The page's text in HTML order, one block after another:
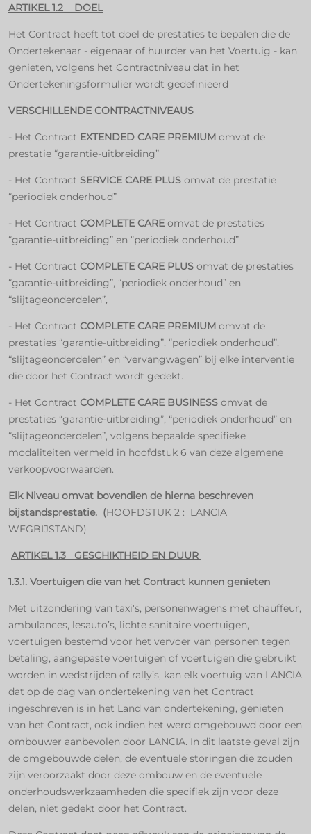
ARTIKEL 1.2 DOEL
Het Contract heeft tot doel de prestaties te bepalen die de
Ondertekenaar - eigenaar of huurder van het Voertuig - kan
genieten, volgens het Contractniveau dat in het
Ondertekeningsformulier wordt gedefinieerd
VERSCHILLENDE CONTRACTNIVEAUS
- Het Contract EXTENDED CARE PREMIUM omvat de
prestatie “garantie-uitbreiding”
- Het Contract SERVICE CARE PLUS omvat de prestatie
“periodiek onderhoud”
- Het Contract COMPLETE CARE omvat de prestaties
“garantie-uitbreiding” en “periodiek onderhoud”
- Het Contract COMPLETE CARE PLUS omvat de prestaties
“garantie-uitbreiding”, “periodiek onderhoud” en
“slijtageonderdelen”,
- Het Contract COMPLETE CARE PREMIUM omvat de
prestaties “garantie-uitbreiding”, “periodiek onderhoud”,
“slijtageonderdelen” en “vervangwagen” bij elke interventie
die door het Contract wordt gedekt.
- Het Contract COMPLETE CARE BUSINESS omvat de
prestaties “garantie-uitbreiding”, “periodiek onderhoud” en
“slijtageonderdelen”, volgens bepaalde specifieke
modaliteiten vermeld in hoofdstuk 6 van deze algemene
verkoopvoorwaarden.
Elk Niveau omvat bovendien de hierna beschreven
bijstandsprestatie. (HOOFDSTUK 2 : LANCIA
WEGBIJSTAND)
ARTIKEL 1.3 GESCHIKTHEID EN DUUR
1.3.1. Voertuigen die van het Contract kunnen genieten
Met uitzondering van taxi's, personenwagens met chauffeur,
ambulances, lesauto’s, lichte sanitaire voertuigen,
voertuigen bestemd voor het vervoer van personen tegen
betaling, aangepaste voertuigen of voertuigen die gebruikt
worden in wedstrijden of rally’s, kan elk voertuig van LANCIA
dat op de dag van ondertekening van het Contract
ingeschreven is in het Land van ondertekening, genieten
van het Contract, ook indien het werd omgebouwd door een
ombouwer aanbevolen door LANCIA. In dit laatste geval zijn
de omgebouwde delen, de eventuele storingen die zouden
zijn veroorzaakt door deze ombouw en de eventuele
onderhoudswerkzaamheden die specifiek zijn voor deze
delen, niet gedekt door het Contract.